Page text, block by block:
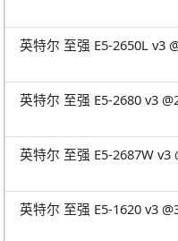
英特尔 至强 E5-2650L v3
英特尔 至强 E5-2680 v3
英特尔 至强 E5-2687W v3
英特尔 至强 E5-1620 v3